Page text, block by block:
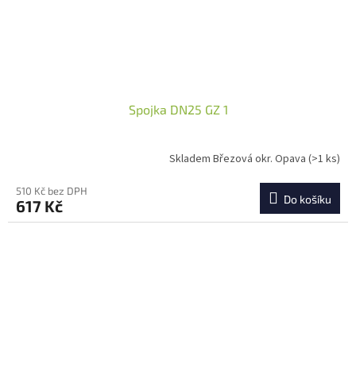
Spojka DN25 GZ 1
Skladem Březová okr. Opava (>1 ks)
510 Kč bez DPH
617 Kč Do košíku